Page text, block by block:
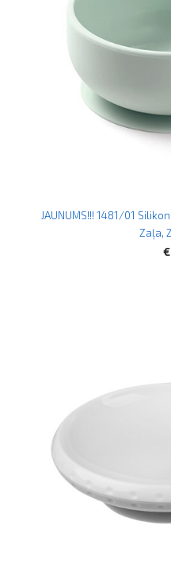
JAUNUMS!!! 1481/01
Zaļa,